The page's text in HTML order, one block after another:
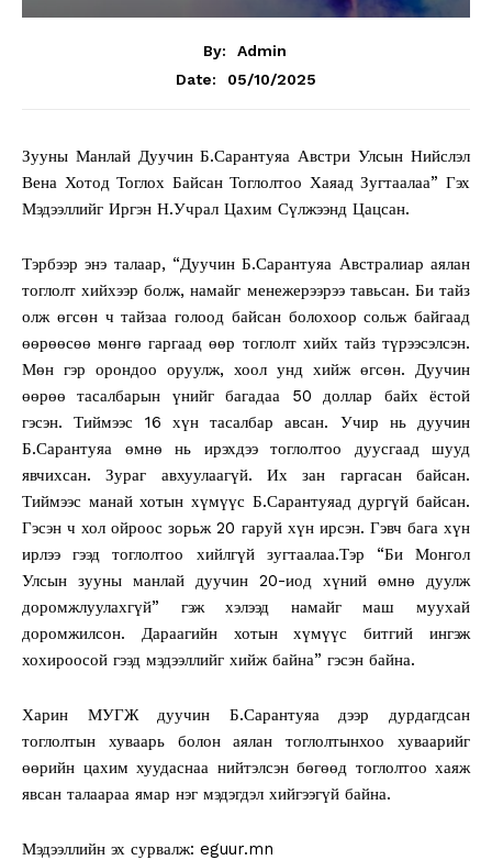
By:
Admin
Date:
05/10/2025
Зууны Манлай Дуучин Б.Сарантуяа Австри Улсын Нийслэл
Вена Хотод Тоглох Байсан Тоглолтоо Хаяад Зугтаалаа” Гэх
Мэдээллийг Иргэн Н.Учрал Цахим Сүлжээнд Цацсан.
Тэрбээр энэ талаар, “Дуучин Б.Сарантуяа Австралиар аялан
тоглолт хийхээр болж, намайг менежерээрээ тавьсан. Би тайз
олж өгсөн ч тайзаа голоод байсан болохоор сольж байгаад
өөрөөсөө мөнгө гаргаад өөр тоглолт хийх тайз түрээсэлсэн.
Мөн гэр орондоо оруулж, хоол унд хийж өгсөн. Дуучин
өөрөө тасалбарын үнийг багадаа 50 доллар байх ёстой
гэсэн. Тиймээс 16 хүн тасалбар авсан. Учир нь дуучин
Б.Сарантуяа өмнө нь ирэхдээ тоглолтоо дуусгаад шууд
явчихсан. Зураг авхуулаагүй. Их зан гаргасан байсан.
Тиймээс манай хотын хүмүүс Б.Сарантуяад дургүй байсан.
Гэсэн ч хол ойроос зорьж 20 гаруй хүн ирсэн. Гэвч бага хүн
ирлээ гээд тоглолтоо хийлгүй зугтаалаа.Тэр “Би Монгол
Улсын зууны манлай дуучин 20-иод хүний өмнө дуулж
доромжлуулахгүй” гэж хэлээд намайг маш муухай
доромжилсон. Дараагийн хотын хүмүүс битгий ингэж
хохироосой гээд мэдээллийг хийж байна” гэсэн байна.
Харин МУГЖ дуучин Б.Сарантуяа дээр дурдагдсан
тоглолтын хуваарь болон аялан тоглолтынхоо хуваарийг
өөрийн цахим хуудаснаа нийтэлсэн бөгөөд тоглолтоо хаяж
явсан талаараа ямар нэг мэдэгдэл хийгээгүй байна.
Мэдээллийн эх сурвалж: eguur.mn